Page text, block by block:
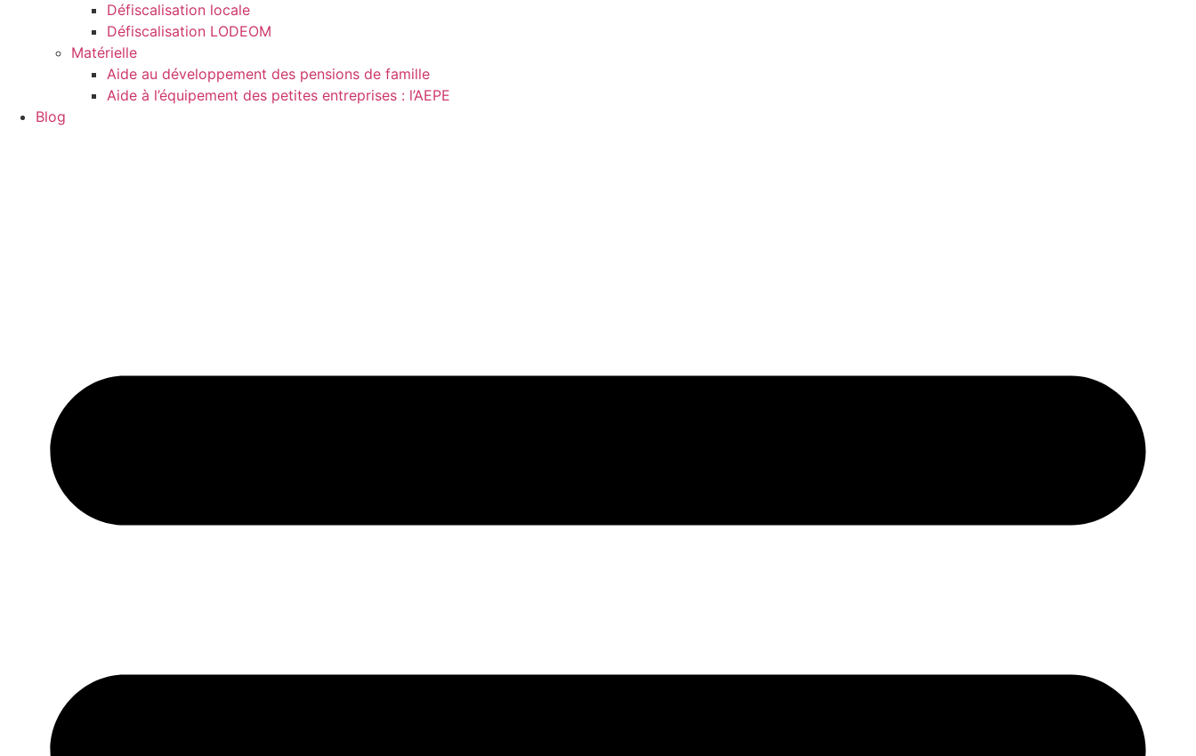
Défiscalisation locale
Défiscalisation LODEOM
Matérielle
Aide au développement des pensions de famille
Aide à l’équipement des petites entreprises : l’AEPE
Blog